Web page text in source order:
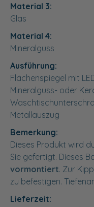
Material 3:
Glas
Material 4:
Mineralguss
Ausführung:
Flächenspiegel mit
Mineralguss- oder
Metallauszug
Bemerkung:
Dieses Produkt wird
Sie gefertigt. Dieses
vormontiert. Zur
zu befestigen.
Lieferzeit: